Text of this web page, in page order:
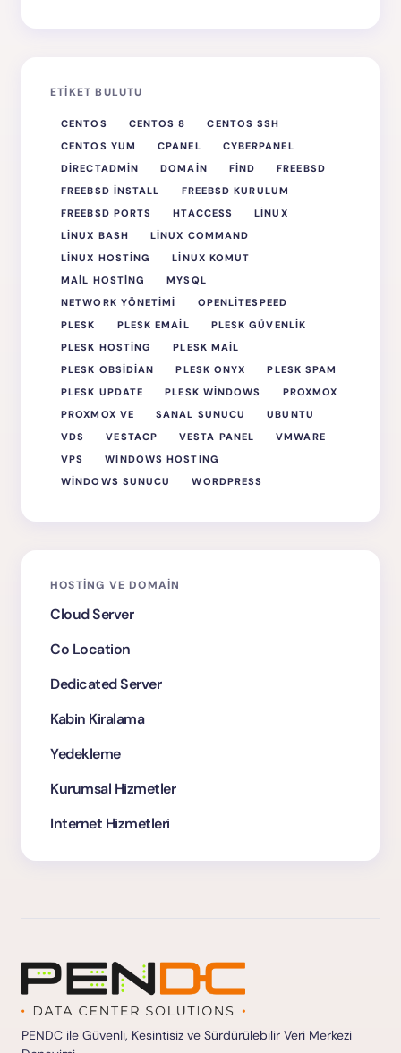
ETIKET BULUTU
CENTOS CENTOS 8
CENTOS SSH
CENTOS YUM
CPANEL
CYBERPANEL
DIRECTADMIN
DOMAIN FIND
FREEBSD
FREEBSD INSTALL
FREEBSD KURULUM
FREEBSD PORTS
HTACCESS
LINUX
LINUX BASH
LINUX COMMAND
LINUX HOSTING
LINUX KOMUT
MAIL HOSTING
MYSQL
NETWORK YÖNETIMI
OPENLITESPEED
PLESK
PLESK EMAIL
PLESK GÜVENLIK
PLESK HOSTING
PLESK MAIL
PLESK OBSIDIAN
PLESK ONYX
PLESK SPAM
PLESK UPDATE
PLESK WINDOWS
PROXMOX
PROXMOX VE
SANAL SUNUCU
UBUNTU
VDS
VESTACP VESTA PANEL
VMWARE
VPS
WINDOWS HOSTING
WINDOWS SUNUCU
WORDPRESS
HOSTING VE DOMAIN
Cloud Server
Co Location
Dedicated Server
Kabin Kiralama
Yedekleme
Kurumsal Hizmetler
Internet Hizmetleri
PENDC ile Güvenli, Kesintisiz ve Sürdürülebilir Veri Merkezi